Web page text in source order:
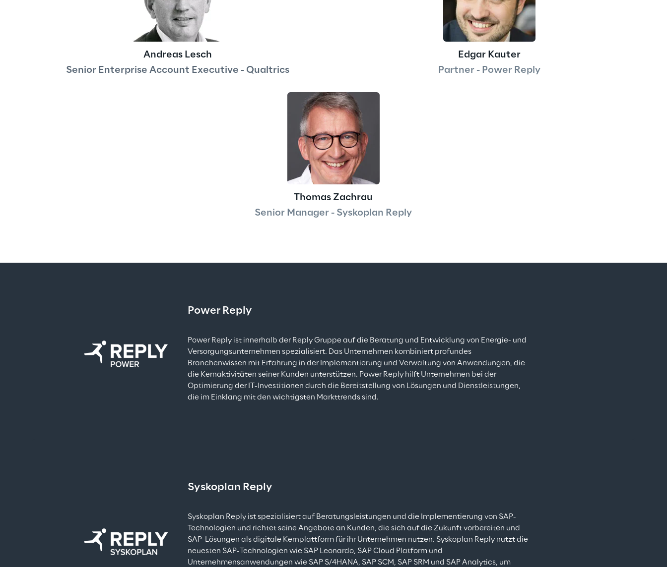
Andreas Lesch
Senior Enterprise Account Executive - Qualtrics
Edgar Kauter
Partner - Power Reply
Thomas Zachrau
Senior Manager - Syskoplan Reply
Power Reply
Power Reply ist innerhalb der Reply Gruppe auf die Beratung und Entwicklung von Energie- und
Versorgungsunternehmen spezialisiert. Das Unternehmen kombiniert profundes
Branchenwissen mit Erfahrung in der Implementierung und Verwaltung von Anwendungen, die
die Kernaktivitäten seiner Kunden unterstützen. Power Reply hilft Unternehmen bei der
Optimierung der IT-Investitionen durch die Bereitstellung von Lösungen und Dienstleistungen,
die im Einklang mit den wichtigsten Markttrends sind.
Syskoplan Reply
Syskoplan Reply ist spezialisiert auf Beratungsleistungen und die Implementierung von SAP-
Technologien und richtet seine Angebote an Kunden, die sich auf die Zukunft vorbereiten und
SAP-Lösungen als digitale Kernplattform für ihr Unternehmen nutzen. Syskoplan Reply nutzt die
neuesten SAP-Technologien wie SAP Leonardo, SAP Cloud Platform und
Unternehmensanwendungen wie SAP S/4HANA, SAP SCM, SAP SRM und SAP Analytics, um